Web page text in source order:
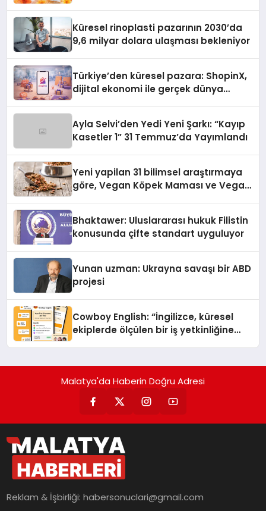
Küresel rinoplasti pazarının 2030’da
9,6 milyar dolara ulaşması bekleniyor
Türkiye’den küresel pazara: ShopinX,
dijital ekonomi ile gerçek dünya
Ayla Selvi’den Yedi Yeni Şarkı: “Kayıp
Kasetler 1” 31 Temmuz’da Yayımlandı
Yeni yapilan 31 bilimsel araştırmaya
göre, Vegan Köpek Maması ve Vegan
Bhaktawer: Uluslararası hukuk Filistin
konusunda çifte standart uyguluyor
Yunan uzman: Ukrayna savaşı bir ABD
projesi
Cowboy English: “İngilizce, küresel
ekiplerde ölçülen bir iş yetkinliğine
Malatya'da Haberin Doğru Adresi
Reklam & İşbirliği:habersonuclari@gmail.com